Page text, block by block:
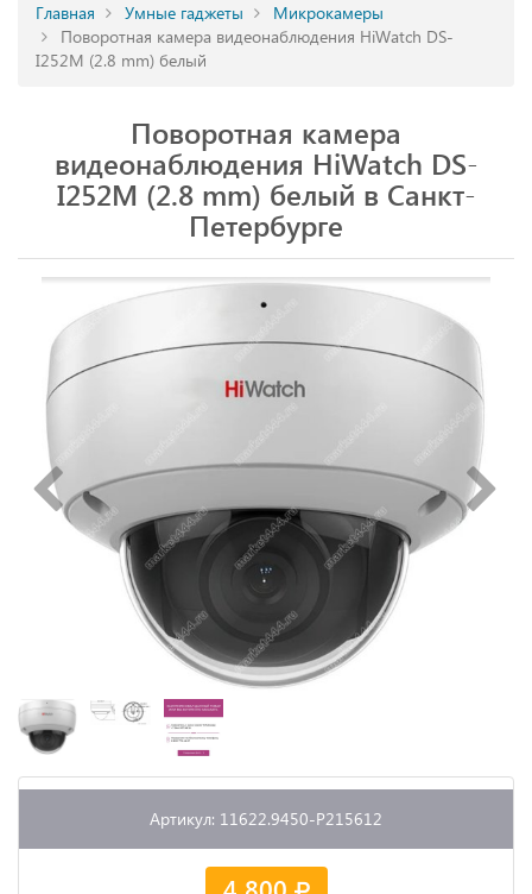
Главная Умные гаджеты
Микрокамеры
Поворотная камера видеонаблюдения HiWatch DS-
I252M (2.8 mm) белый
Поворотная камера
видеонаблюдения HiWatch DS-
I252M (2.8 mm) белый в Санкт-
Петербурге
Артикул: 11622.9450-P215612